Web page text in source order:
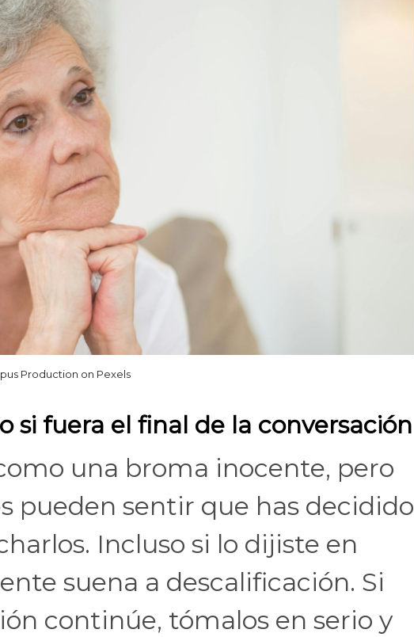
Production on Pexels
si fuera el final de la conversación
una broma inocente, pero
pueden sentir que has decidido
Incluso si lo dijiste en
suena a descalificación. Si
continúe, tómalos en serio y